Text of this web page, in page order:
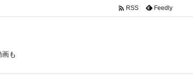
も
 RSS Feedly